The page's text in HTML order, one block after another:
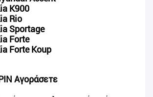
K900
Rio
Sportage
Forte
Forte Koup
Αγοράσετε